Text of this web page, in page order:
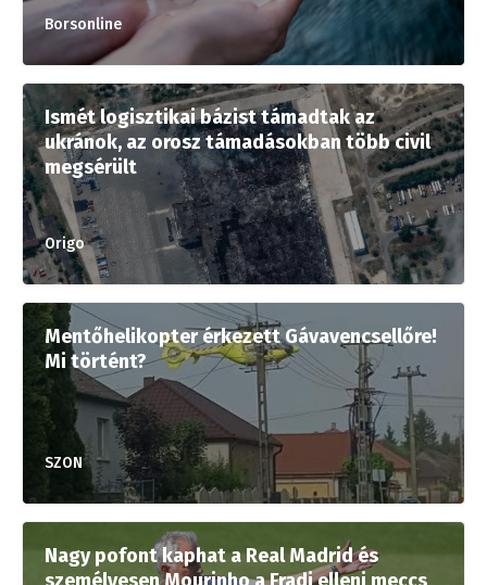
Borsonline
Ismét logisztikai bázist támadtak az
ukránok, az orosz támadásokban több civil
megsérült
Origo
Mentőhelikopter érkezett Gávavencsellőre!
Mi történt?
SZON
Nagy pofont kaphat a Real Madrid és